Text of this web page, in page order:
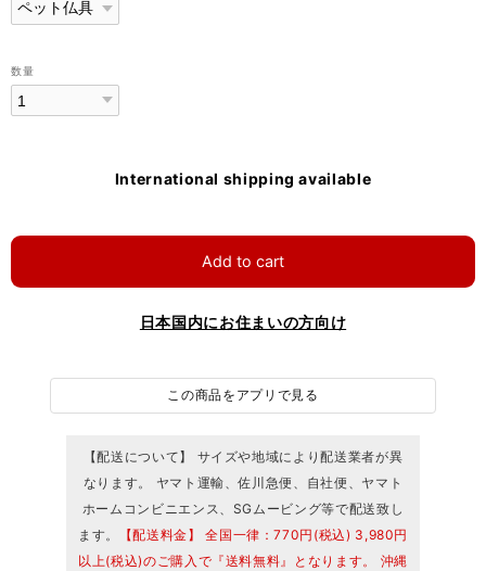
数量
International shipping available
Add to cart
日本国内にお住まいの方向け
この商品をアプリで見る
【配送について】 サイズや地域により配送業者が異
なります。 ヤマト運輸、佐川急便、自社便、ヤマト
ホームコンビニエンス、SGムービング等で配送致し
ます。
【配送料金】 全国一律：770円(税込) 3,980円
以上(税込)のご購入で『送料無料』となります。 沖縄